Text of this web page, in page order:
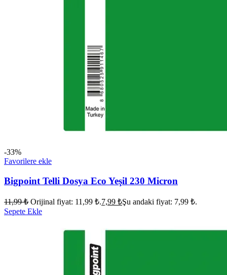
-33%
Favorilere ekle
Bigpoint Telli Dosya Eco Yeşil 230 Micron
11,99₺ Orijinal fiyat: 11,99 ₺.7,99 ₺Şu andaki fiyat: 7,99 ₺.
Sepete Ekle